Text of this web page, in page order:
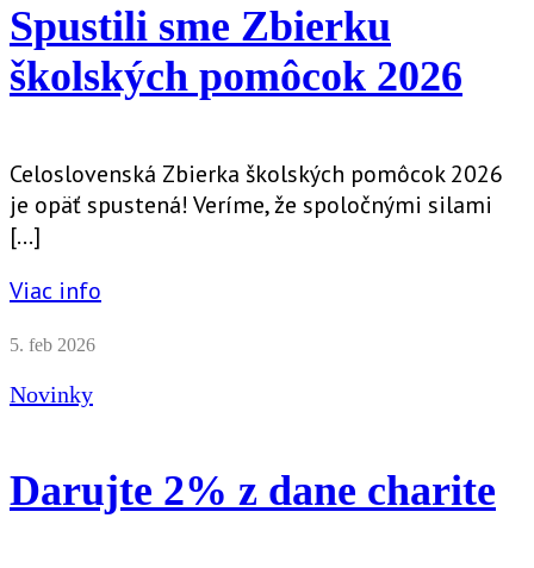
Spustili sme Zbierku
školských pomôcok 2026
Celoslovenská Zbierka školských pomôcok 2026
je opäť spustená! Veríme, že spoločnými silami
[…]
Viac info
5. feb 2026
Novinky
Darujte 2% z dane charite